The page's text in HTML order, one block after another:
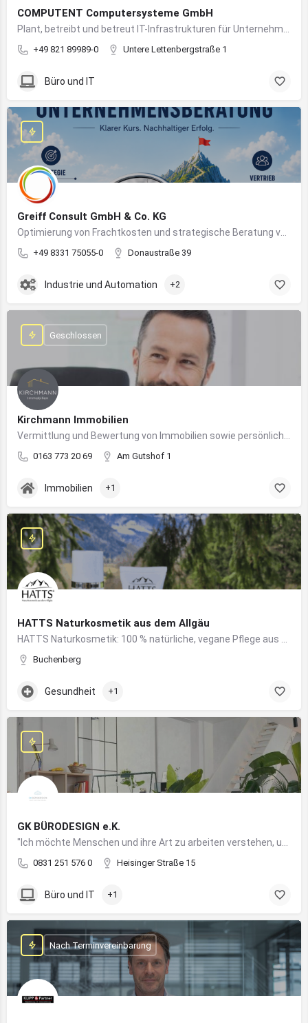
COMPUTENT Computersysteme GmbH
+49 821 89989-0 Untere Lettenbergstraße 1
Büro und IT
Greiff Consult GmbH & Co. KG
+49 8331 75055-0 Donaustraße 39
Industrie und Automation +2
Kirchmann Immobilien
0163 773 20 69 Am Gutshof 1
Geschlossen
Immobilien +1
HATTS Naturkosmetik aus dem Allgäu
Buchenberg
Gesundheit +1
GK BÜRODESIGN e.K.
0831 251 576 0 Heisinger Straße 15
Büro und IT +1
Nach Terminvereinbarung